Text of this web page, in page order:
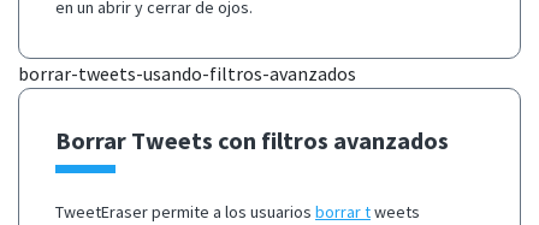
en un abrir y cerrar de ojos.
borrar-tweets-usando-filtros-avanzados
Borrar Tweets con filtros avanzados
TweetEraser permite a los usuarios borrar tweets